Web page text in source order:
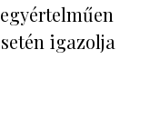
igazolja